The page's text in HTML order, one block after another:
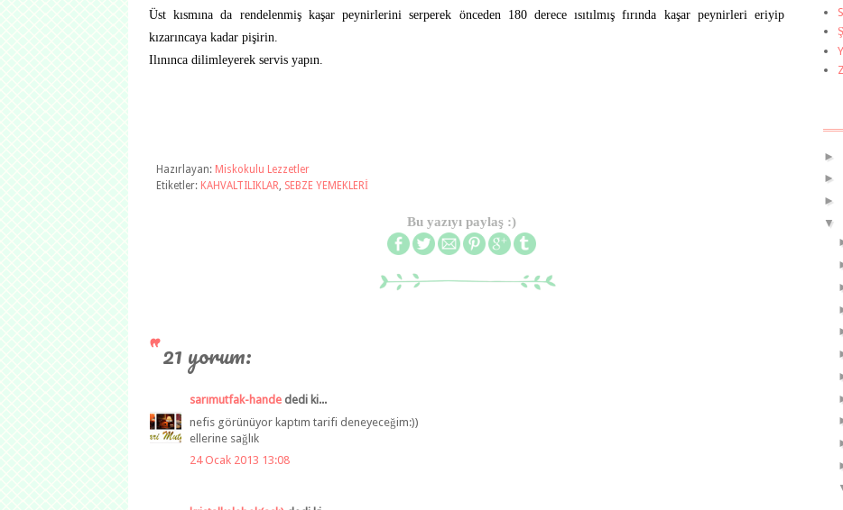
Üst kısmına da rendelenmiş kaşar peynirlerini serperek önceden 180 derece ısıtılmış fırında kaşar peynirleri eriyip
kızarıncaya kadar pişirin.
Ilınınca dilimleyerek servis yapın.
Hazırlayan: Miskokulu Lezzetler
Etiketler: KAHVALTILIKLAR, SEBZE YEMEKLERİ
Bu yazıyı paylaş :)
21 yorum:
sarımutfak-hande dedi ki...
nefis görünüyor kaptım tarifi deneyeceğim:))
ellerine sağlık
24 Ocak 2013 13:08
►
►
►
▼